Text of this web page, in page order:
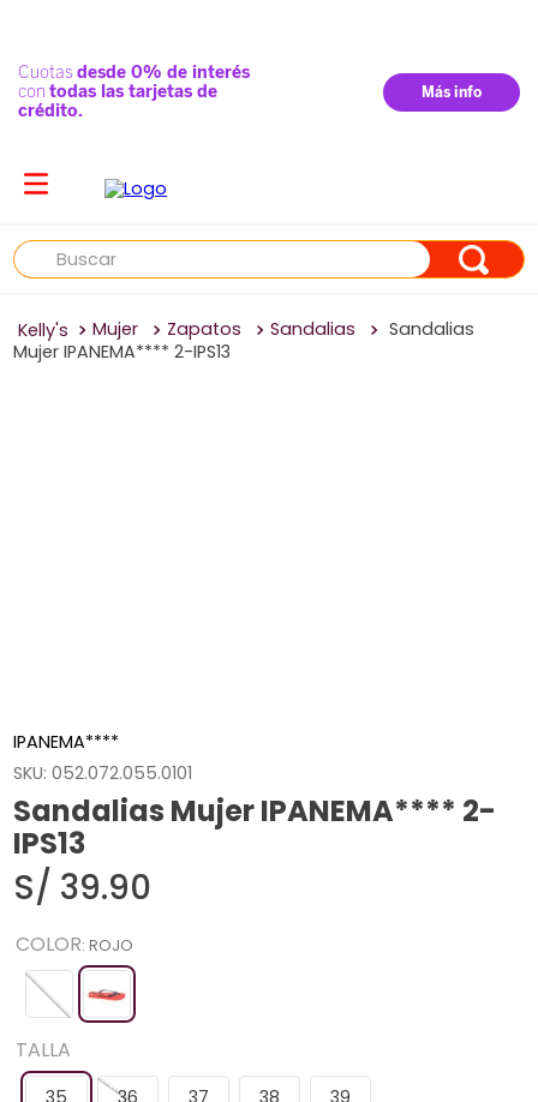
Buscar
Mujer Zapatos Sandalias
Sandalias
Mujer IPANEMA**** 2-IPS13
IPANEMA****
SKU:052.072.055.0101
Sandalias Mujer IPANEMA**** 2-
IPS13
S/ 39.90
COLOR: ROJO
TALLA